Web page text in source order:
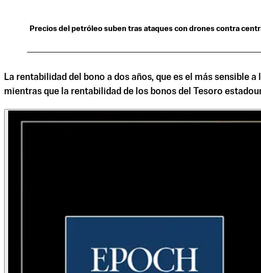
Precios del petróleo suben tras ataques con drones contra
La rentabilidad del bono a dos años, que es el más sensible
mientras que la rentabilidad de los bonos del Tesoro